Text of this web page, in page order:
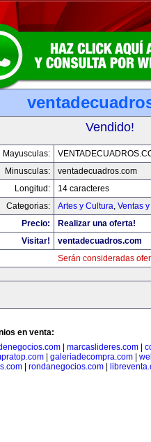
Vendido!
Mayusculas:
Minusculas:
ventadecuadros.com
Longitud:
14 caracteres
Categorias:
Artes y Cultura, Ventas
Precio:
Realizar una oferta!
Visitar!
ventadecuadros.com
Serán consideradas
en venta:
| marcaslideres.com|
| galeriadecompra.com|
rondanegocios.com